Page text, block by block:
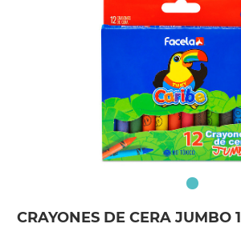
CRAYONES DE CERA JUMBO